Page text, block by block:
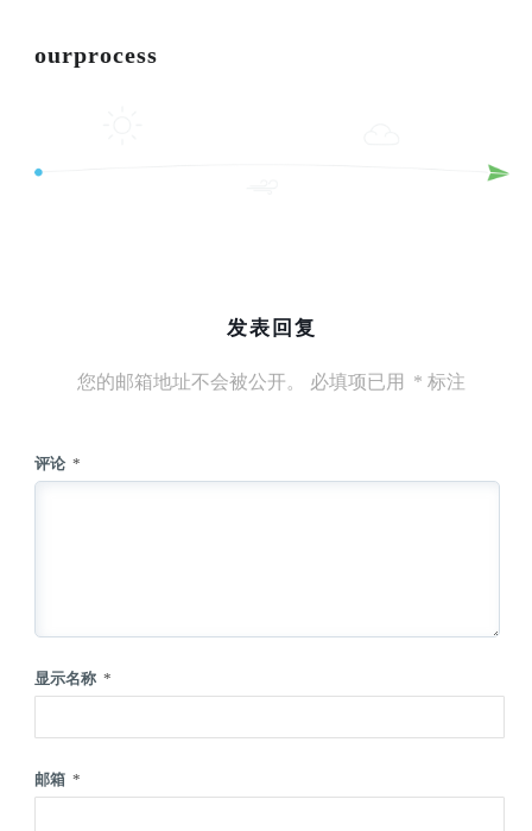
ourprocess
发表回复
您的邮箱地址不会被公开。 必填项已用 * 标注
评论 *
显示名称 *
邮箱 *